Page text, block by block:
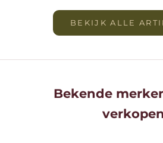
BEKIJK ALLE
Bekende
verkopen